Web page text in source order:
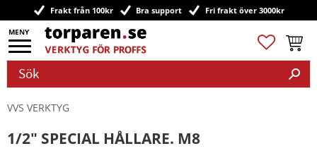
Meny
Frakt från 100kr Bra support Fri frakt över 3000kr
Favoriter
VVS VERKTYG
1/2" SPECIAL HÅLLARE. M8